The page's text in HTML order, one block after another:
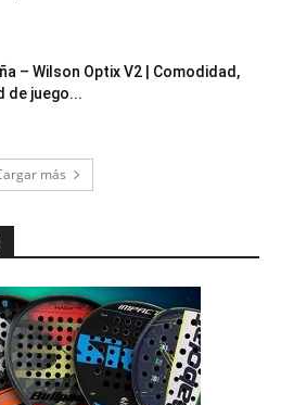
– Wilson Optix V2 | Comodidad,
de juego...
más